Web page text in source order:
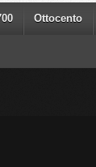
Ottocento